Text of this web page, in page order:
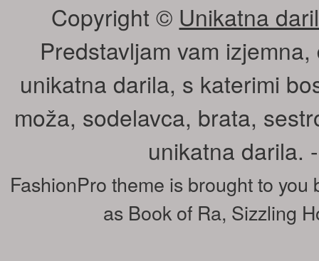
Copyright © Unikatna
Predstavljam vam
unikatna darila, s katerimi
moža, sodelavca, brata,
unikatna darila.
FashionPro theme is brought to
as Book of Ra, Sizzling